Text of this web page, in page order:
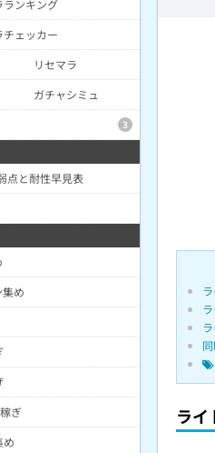
ライ
ランキング
チェッカー
リセマラ
ガチャシミュ
3
点と耐性早見表
め
ぎ
め